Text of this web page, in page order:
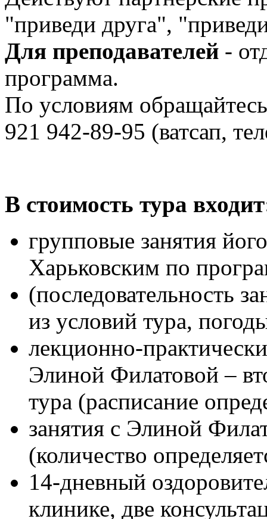
"приведи друга",
Для преподавателей -
программа.
По условиям
921 942-89-95 (ватсап,
В стоимость тура
групповые занятия
Харьковским по
(последовательность
из условий тура,
лекционно-
Элиной Филатовой –
тура (расписание
занятия с Элиной
(количество
14-дневный
клинике, две